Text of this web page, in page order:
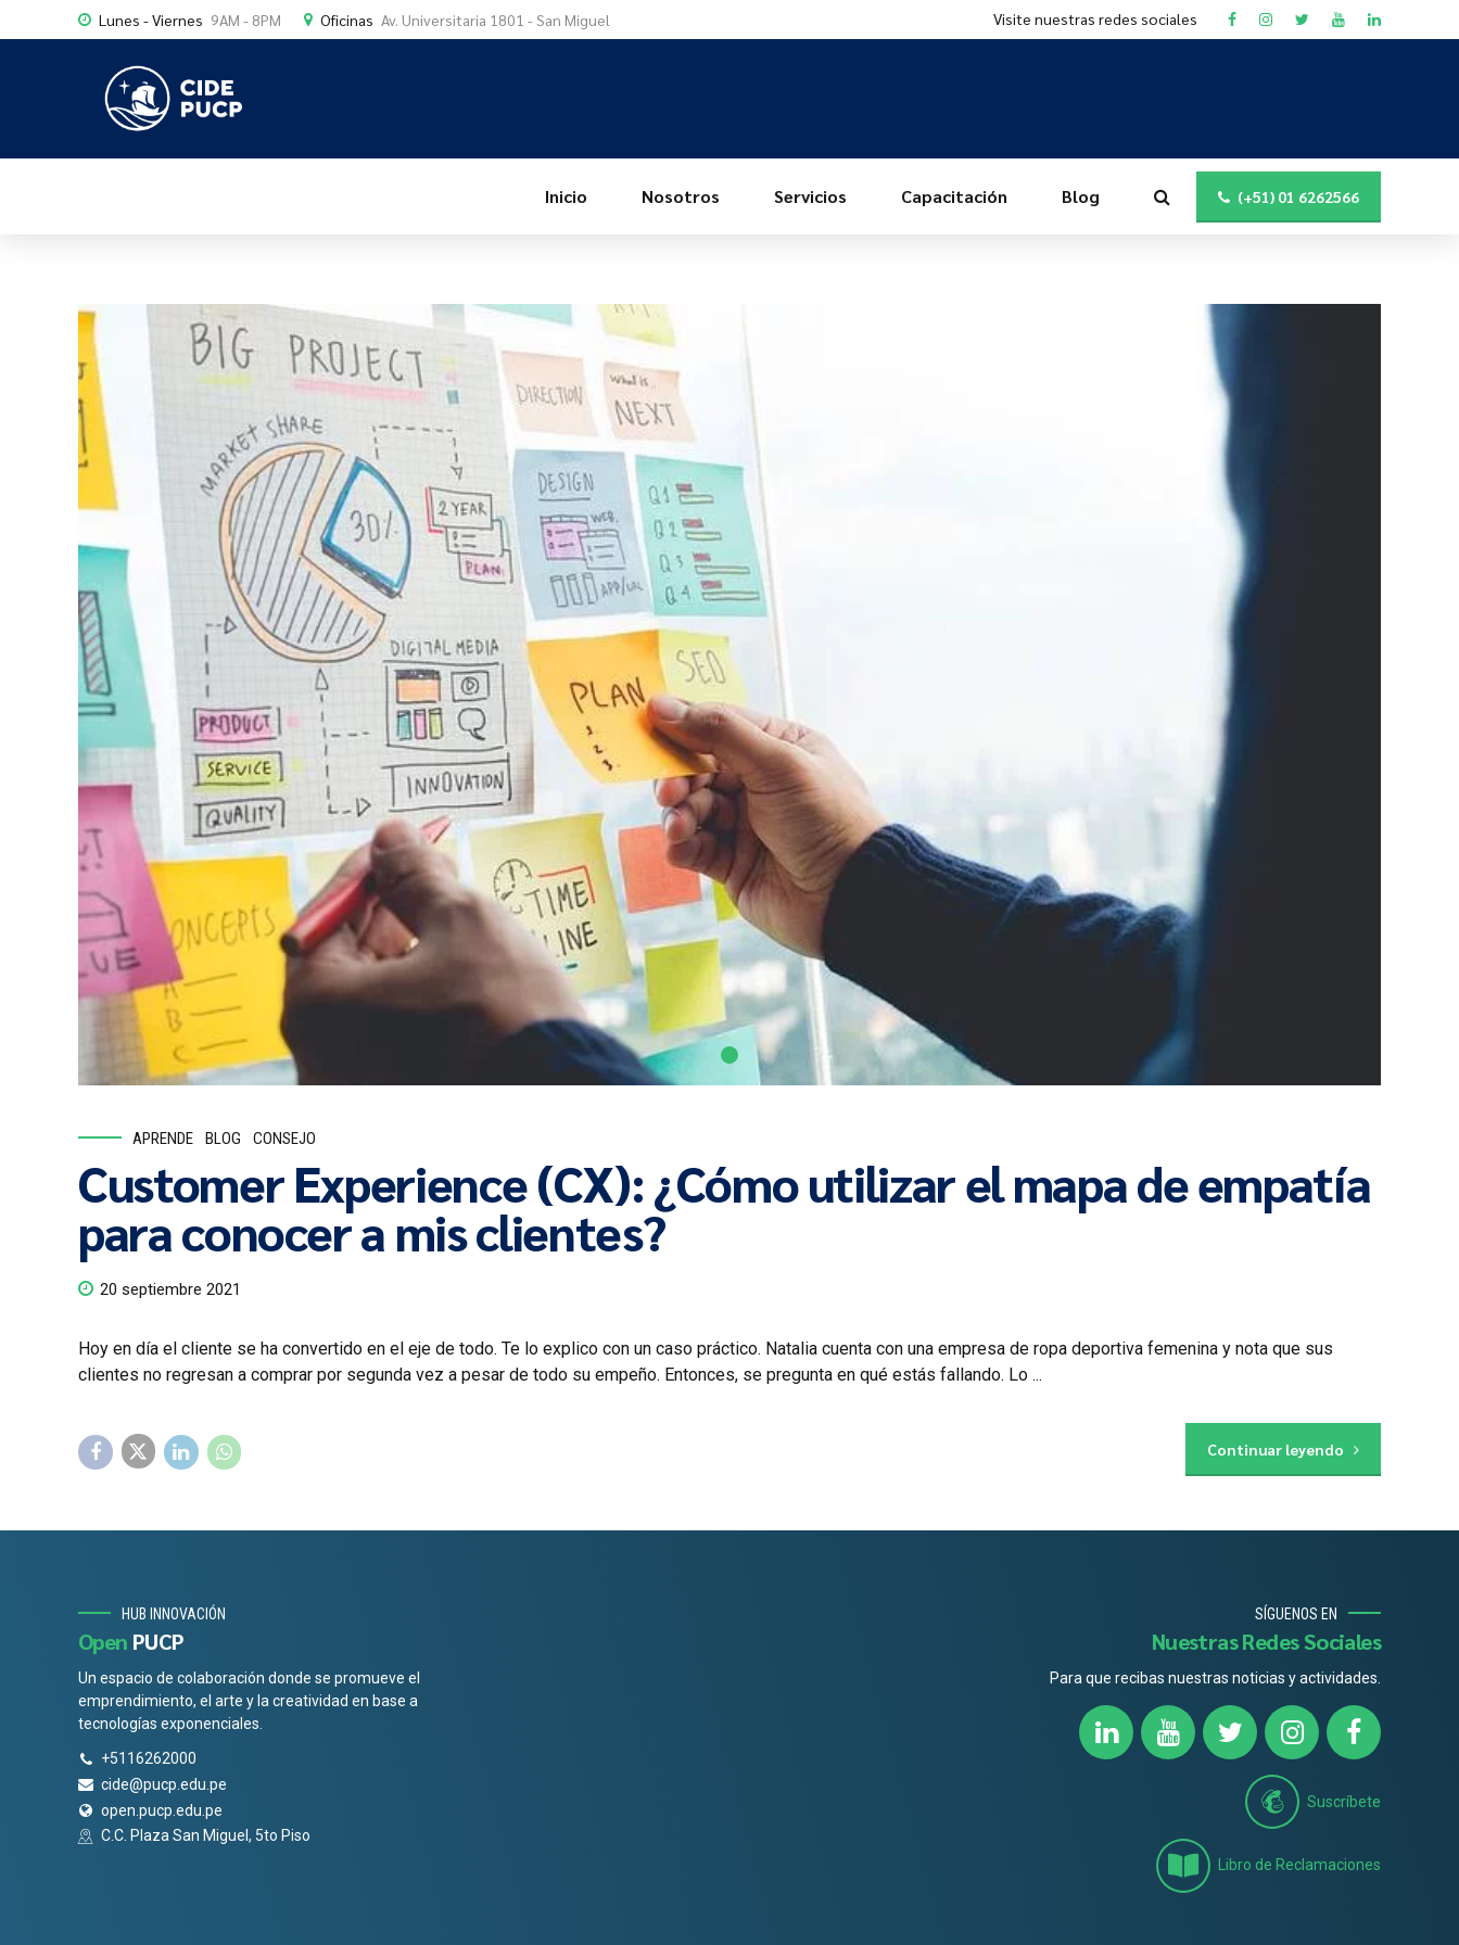
Lunes - Viernes 9AM - 8PM Oficinas Av. Universitaria 1801 - San Miguel Visite nuestras redes sociales
(+51) 01 6262566
Inicio Nosotros Servicios Capacitación Blog
APRENDE BLOG CONSEJO
Customer Experience (CX): ¿Cómo utilizar el mapa de empatía
para conocer a mis clientes?
20 septiembre 2021
Hoy en día el cliente se ha convertido en el eje de todo. Te lo explico con un caso práctico. Natalia cuenta con una empresa de ropa deportiva femenina y nota que sus
clientes no regresan a comprar por segunda vez a pesar de todo su empeño. Entonces, se pregunta en qué estás fallando. Lo ...
Continuar leyendo
HUB INNOVACIÓN
Open PUCP
Un espacio de colaboración donde se promueve el
emprendimiento, el arte y la creatividad en base a
tecnologías exponenciales.
+5116262000
cide@pucp.edu.pe
open.pucp.edu.pe
C.C. Plaza San Miguel, 5to Piso
SÍGUENOS EN
Nuestras Redes Sociales
Para que recibas nuestras noticias y actividades.
Suscríbete
Libro de Reclamaciones